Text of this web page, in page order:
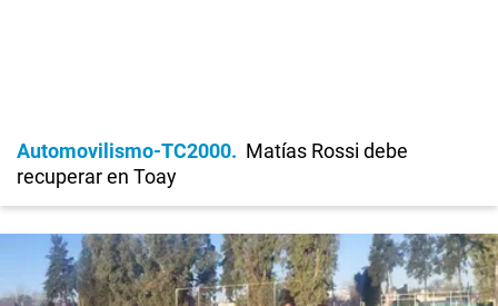
Automovilismo-TC2000
Matías Rossi debe
recuperar en Toay